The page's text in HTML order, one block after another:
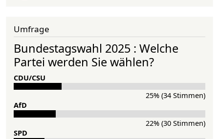
Umfrage
Bundestagswahl 2025 : Welche
Partei werden Sie wählen?
CDU/CSU
25% (34 Stimmen)
AfD
22% (30 Stimmen)
SPD